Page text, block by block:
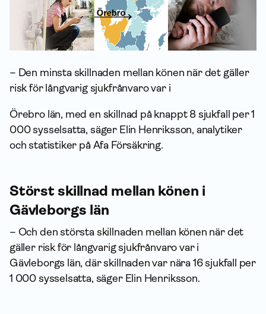
– Den minsta skillnaden mellan könen när det gäller
risk för långvarig sjukfrånvaro var i
Örebro län, med en skillnad på knappt 8 sjukfall per 1
000 sysselsatta, säger Elin Henriksson, analytiker
och statistiker på Afa Försäkring.
Störst skillnad mellan könen i
Gävleborgs län
– Och den största skillnaden mellan könen när det
gäller risk för långvarig sjukfrånvaro var i
Gävleborgs län, där skillnaden var nära 16 sjukfall per
1 000 sysselsatta, säger Elin Henriksson.